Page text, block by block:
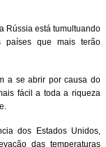
Rússia está tumultuando
países que mais terão
a se abrir por causa do
fácil a toda a riqueza
dos Estados Unidos,
das temperaturas